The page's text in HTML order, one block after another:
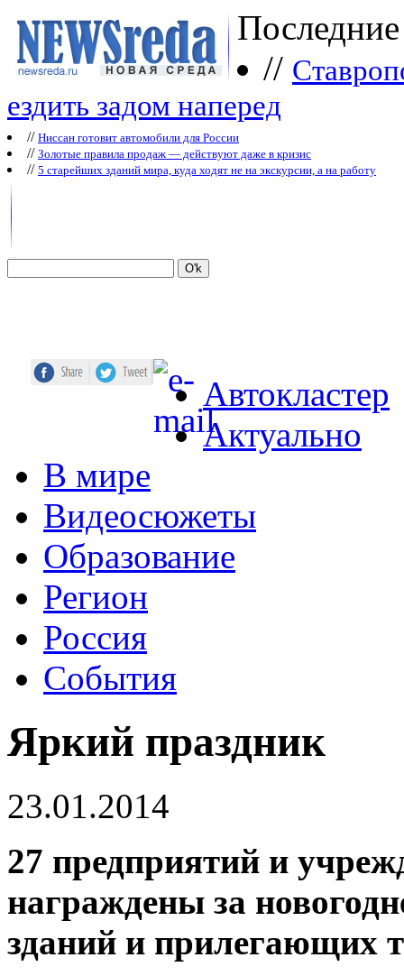
//
ездить задом наперед
// Ниссан готовит автомобили для России
// Зoлoтые прaвилa продаж — действуют даже в кризис
// 5 старейших зданий мира, куда ходят не на экскурсии, а на работу
Автокластер
Актуально
В мире
Видеосюжеты
Образование
Регион
Россия
События
Яркий праздник
23.01.2014
27 предприятий и
награждены за
зданий и прилегающих